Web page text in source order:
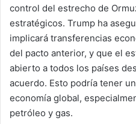
control del estrecho de
estratégicos. Trump ha
implicará transferencias
del pacto anterior, y que el
abierto a todos los países
acuerdo. Esto podría tener
economía global,
petróleo y gas.